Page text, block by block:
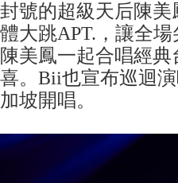
封號的超級天后陳
體大跳APT.，讓全
陳美鳳一起合唱經
喜。Bii也宣布巡迴
加坡開唱。